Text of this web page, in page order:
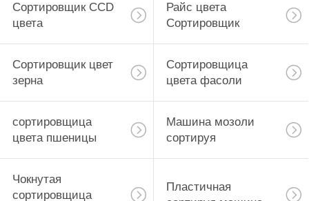
Сортировщик CCD
цвета
Райс цвета
Сортировщик
Сортировщик цвет
зерна
Сортировщица
цвета фасоли
сортировщица
цвета пшеницы
Машина мозоли
сортируя
Чокнутая
сортировщица
Пластичная